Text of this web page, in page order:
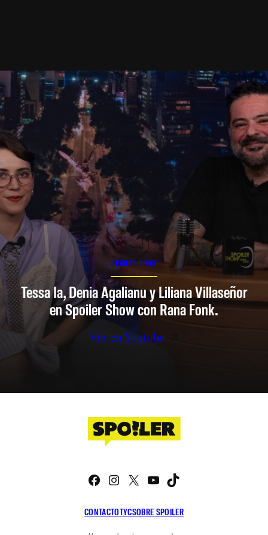
SPOILER SHOW
Tessa Ia, Denia Agalianu y Liliana Villaseñor
en Spoiler Show con Rana Fonk.
Ver en Youtube
CONTACTOTYCSOBRE SPOILER
Facebook
Instagram
X YouTube